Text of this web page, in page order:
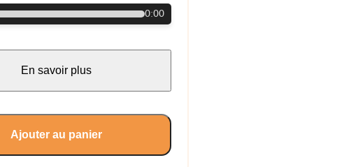
0:00
En savoir plus
Ajouter au panier